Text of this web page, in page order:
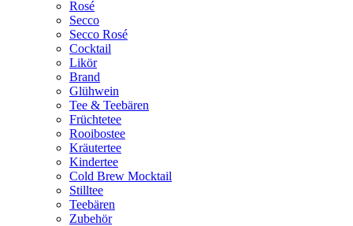
Rosé
Secco
Secco Rosé
Cocktail
Likör
Brand
Glühwein
Tee & Teebären
Früchtetee
Rooibostee
Kräutertee
Kindertee
Cold Brew Mocktail
Stilltee
Teebären
Zubehör